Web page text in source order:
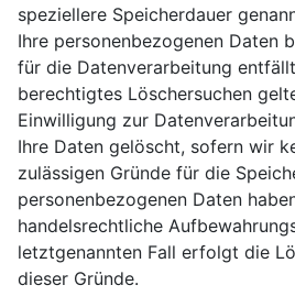
speziellere Speicherdauer
Ihre personenbezogenen Daten
für die Datenverarbeitung
berechtigtes Löschersuchen
Einwilligung zur
Ihre Daten gelöscht, sofern wir
zulässigen Gründe für die
personenbezogenen Daten
handelsrechtliche
letztgenannten Fall erfolgt die
dieser Gründe.